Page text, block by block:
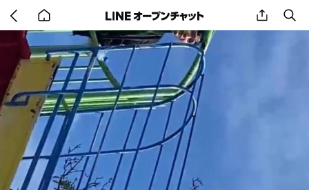
back
to
home
share